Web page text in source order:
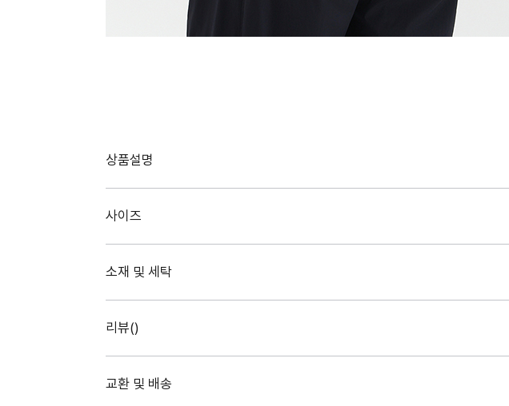
상품설명
사이즈
소재 및 세탁
리뷰()
교환 및 배송